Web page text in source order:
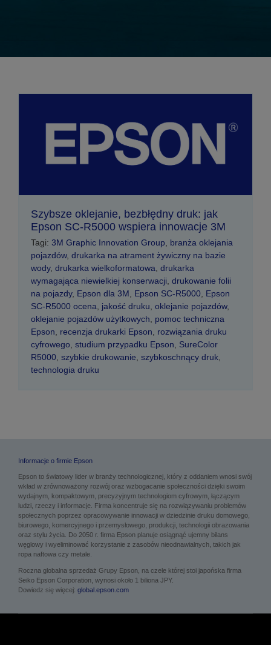
Szybsze oklejanie, bezbłędny druk: jak
Epson SC-R5000 wspiera innowacje 3M
Tagi: 3M Graphic Innovation Group
branża oklejania
pojazdów, drukarka na atrament żywiczny na bazie
wody, drukarka wielkoformatowa drukarka
wymagająca niewielkiej konserwacji drukowanie folii
na pojazdy, Epson dla 3M Epson SC-R5000 Epson
SC-R5000 ocena
jakość druku oklejanie pojazdów,
oklejanie pojazdów użytkowych
pomoc techniczna
Epson
recenzja drukarki Epson
rozwiązania druku
cyfrowego studium przypadku Epson
SureColor
R5000 szybkie drukowanie szybkoschnący druk
technologia druku
Informacje o firmie Epson
Epson to światowy lider w branży technologicznej, który z oddaniem wnosi swój
wkład w zrównoważony rozwój oraz wzbogacanie społeczności dzięki swoim
wydajnym, kompaktowym, precyzyjnym technologiom cyfrowym, łączącym
ludzi, rzeczy i informacje. Firma koncentruje się na rozwiązywaniu problemów
społecznych poprzez opracowywanie innowacji w dziedzinie druku domowego,
biurowego, komercyjnego i przemysłowego, produkcji, technologii obrazowania
oraz stylu życia. Do 2050 r. firma Epson planuje osiągnąć ujemny bilans
węglowy i wyeliminować korzystanie z zasobów nieodnawialnych, takich jak
ropa naftowa czy metale.
Roczna globalna sprzedaż Grupy Epson, na czele której stoi japońska firma
Seiko Epson Corporation, wynosi około 1 biliona JPY.
Dowiedz się więcej: global.epson.com